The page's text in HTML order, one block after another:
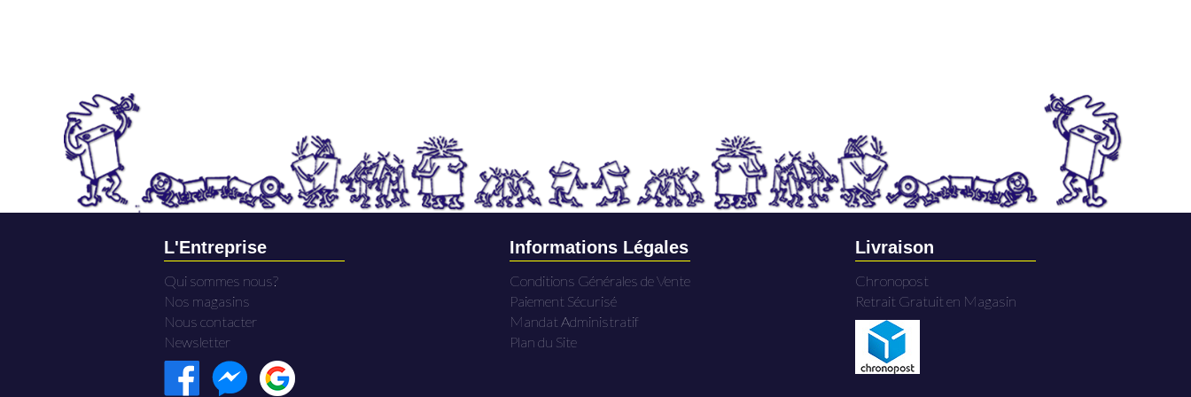
L'Entreprise
Qui sommes nous?
Nos magasins
Nous contacter
Newsletter
Informations Légales
Conditions Générales de Vente
Paiement Sécurisé
Mandat Administratif
Plan du Site
Livraison
Chronopost
Retrait Gratuit en Magasin